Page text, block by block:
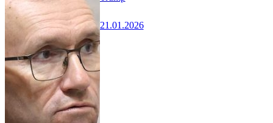
21.01.2026